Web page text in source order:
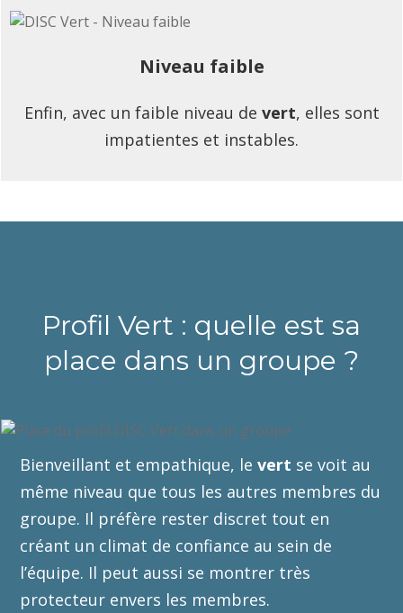
Niveau faible
Enfin, avec un faible niveau de vert, elles sont
impatientes et instables.
Profil Vert : quelle est sa
place dans un groupe ?
Bienveillant et empathique, le vert se voit au
même niveau que tous les autres membres du
groupe. Il préfère rester discret tout en
créant un climat de confiance au sein de
l’équipe. Il peut aussi se montrer très
protecteur envers les membres.